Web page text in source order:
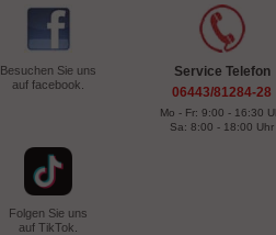
Besuchen Sie uns
auf facebook.
Folgen Sie uns
auf TikTok.
Service Telefon
06443/81284-28
Mo - Fr: 9:00 - 16:30
Sa: 8:00 - 18:00 Uhr